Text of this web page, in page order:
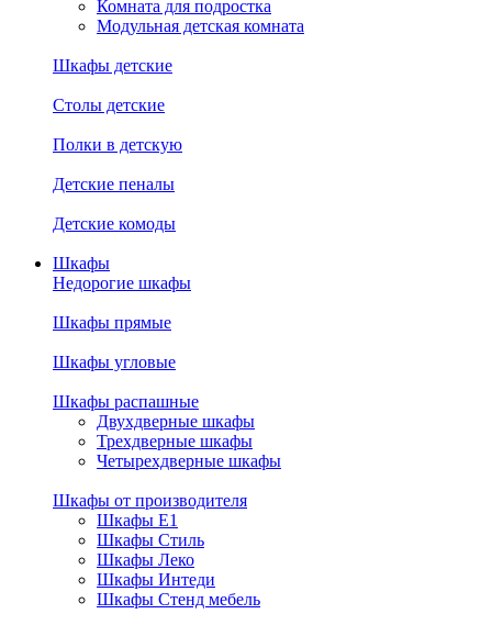
Комната для подростка
Модульная детская комната
Шкафы детские
Столы детские
Полки в детскую
Детские пеналы
Детские комоды
Шкафы
Недорогие шкафы
Шкафы прямые
Шкафы угловые
Шкафы распашные
Двухдверные шкафы
Трехдверные шкафы
Четырехдверные шкафы
Шкафы от производителя
Шкафы E1
Шкафы Стиль
Шкафы Леко
Шкафы Интеди
Шкафы Стенд мебель